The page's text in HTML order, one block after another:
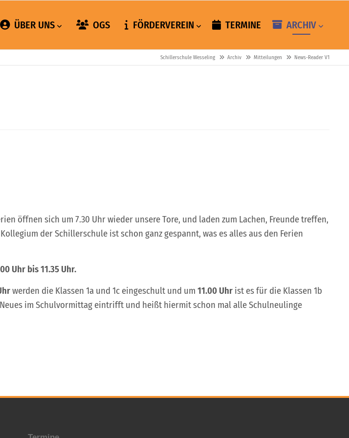
ÜBER UNS OGS FÖRDERVEREIN TERMINE ARCHIV
Schillerschule Wesseling Archiv Mitteilungen News-Reader V1
öffnen sich um 7.30 Uhr wieder unsere Tore, und laden zum Lachen, Freunde treffen,
der Schillerschule ist schon ganz gespannt, was es alles aus den Ferien
Uhr bis 11.35 Uhr.
werden die Klassen 1a und 1c eingeschult und um 11.00 Uhr ist es für die Klassen 1b
im Schulvormittag eintrifft und heißt hiermit schon mal alle Schulneulinge